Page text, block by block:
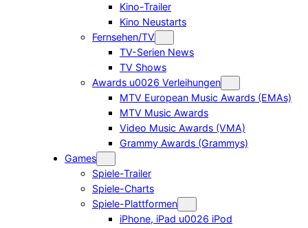
Kino-Trailer
Kino Neustarts
Fernsehen/TV
TV-Serien News
TV Shows
Awards u0026 Verleihungen
MTV European Music Awards (EMAs)
MTV Music Awards
Video Music Awards (VMA)
Grammy Awards (Grammys)
Games
Spiele-Trailer
Spiele-Charts
Spiele-Plattformen
iPhone, iPad u0026 iPod